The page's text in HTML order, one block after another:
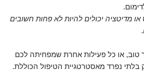
או מדיטציה יכולים להיות לא פחות חשובים
.
טוב, או כל פעילות אחרת שמפחיתה לכם
בלתי נפרד מאסטרטגיית הטיפול הכוללת.